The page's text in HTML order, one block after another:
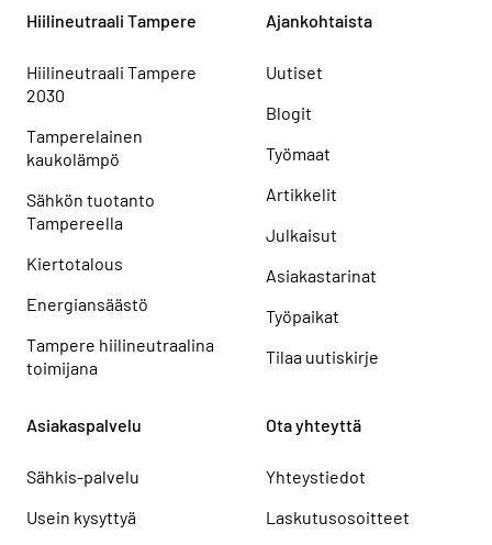
Hiilineutraali Tampere
Hiilineutraali Tampere
2030
Tamperelainen
kaukolämpö
Sähkön tuotanto
Tampereella
Kiertotalous
Energiansäästö
Tampere hiilineutraalina
toimijana
Ajankohtaista
Uutiset
Blogit
Työmaat
Artikkelit
Julkaisut
Asiakastarinat
Työpaikat
Tilaa uutiskirje
Asiakaspalvelu
Sähkis-palvelu
Usein kysyttyä
Ota yhteyttä
Yhteystiedot
Laskutusosoitteet